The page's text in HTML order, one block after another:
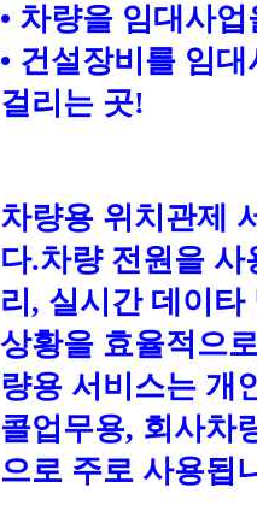
• 차량을 임대사
• 건설장비를 임
걸리는 곳!
차량용 위치관제
다.차량 전원을
리, 실시간 데이
상황을 효율적으
량용 서비스는 개
콜업무용, 회사차
으로 주로 사용됩